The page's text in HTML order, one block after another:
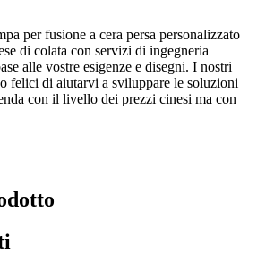
per fusione a cera persa personalizzato
di colata con servizi di ingegneria
alle vostre esigenze e disegni. I nostri
felici di aiutarvi a sviluppare le soluzioni
con il livello dei prezzi cinesi ma con